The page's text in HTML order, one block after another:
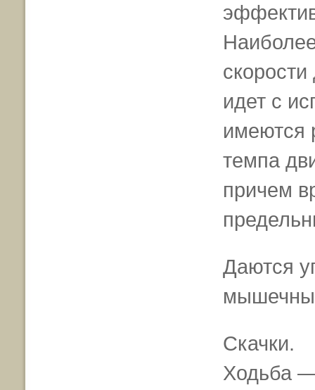
идет с
имеются
темпа
причем
Даются
Скачки.
Ходьба